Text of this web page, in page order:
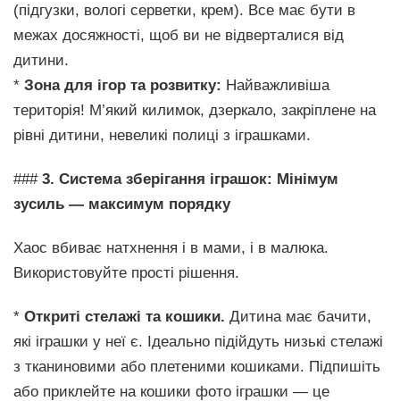
(підгузки, вологі серветки, крем). Все має бути в
межах досяжності, щоб ви не відверталися від
дитини.
* Зона для ігор та розвитку: Найважливіша
територія! М’який килимок, дзеркало, закріплене на
рівні дитини, невеликі полиці з іграшками.
### 3. Система зберігання іграшок: Мінімум
зусиль — максимум порядку
Хаос вбиває натхнення і в мами, і в малюка.
Використовуйте прості рішення.
* Откриті стелажі та кошики. Дитина має бачити,
які іграшки у неї є. Ідеально підійдуть низькі стелажі
з тканиновими або плетеними кошиками. Підпишіть
або приклейте на кошики фото іграшки — це